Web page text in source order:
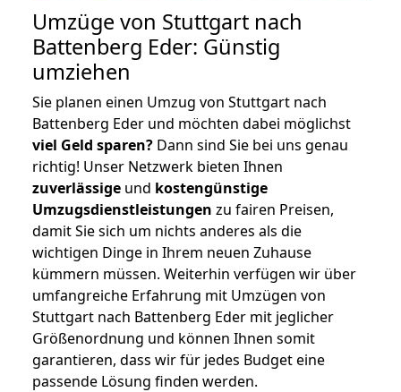
Umzüge von Stuttgart nach
Battenberg Eder: Günstig
umziehen
Sie planen einen Umzug von Stuttgart nach
Battenberg Eder und möchten dabei möglichst
viel Geld sparen? Dann sind Sie bei uns genau
richtig! Unser Netzwerk bieten Ihnen
zuverlässige und kostengünstige
Umzugsdienstleistungen zu fairen Preisen,
damit Sie sich um nichts anderes als die
wichtigen Dinge in Ihrem neuen Zuhause
kümmern müssen. Weiterhin verfügen wir über
umfangreiche Erfahrung mit Umzügen von
Stuttgart nach Battenberg Eder mit jeglicher
Größenordnung und können Ihnen somit
garantieren, dass wir für jedes Budget eine
passende Lösung finden werden.